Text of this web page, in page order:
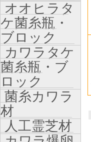
オオヒラタ
ケ菌糸瓶・
ブロック
カワラタケ
菌糸瓶・ブ
ロック
菌糸カワラ
材
人工霊芝材